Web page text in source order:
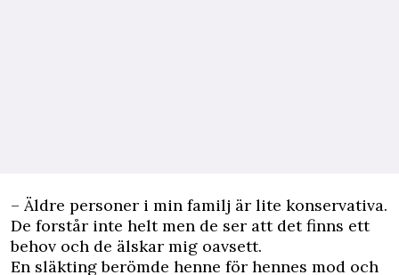
– Äldre personer i min familj är lite konservativa.
De forstår inte helt men de ser att det finns ett
behov och de älskar mig oavsett.
En släkting berömde henne för hennes mod och